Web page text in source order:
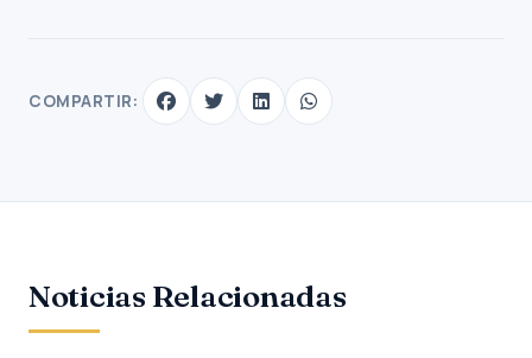
COMPARTIR:
Noticias Relacionadas